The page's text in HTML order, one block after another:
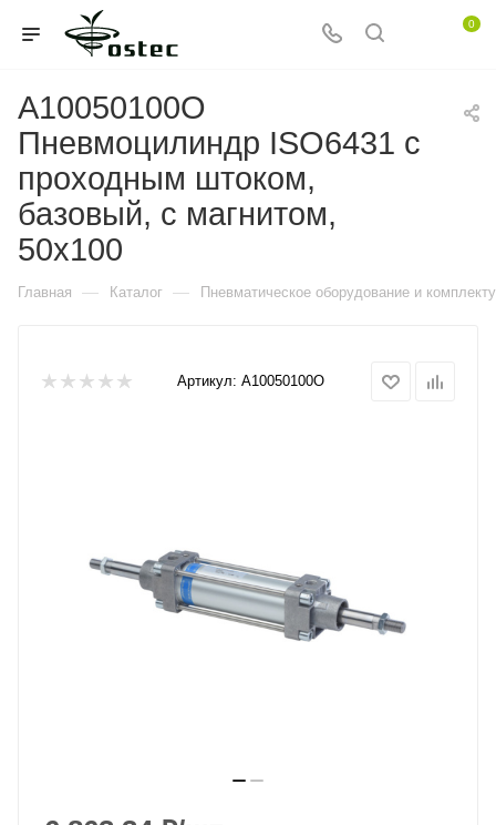
0
A10050100O
Пневмоцилиндр ISO6431 с
проходным штоком,
базовый, с магнитом,
50x100
Главная — Каталог — Пневматическое оборудование и
Артикул: A10050100O